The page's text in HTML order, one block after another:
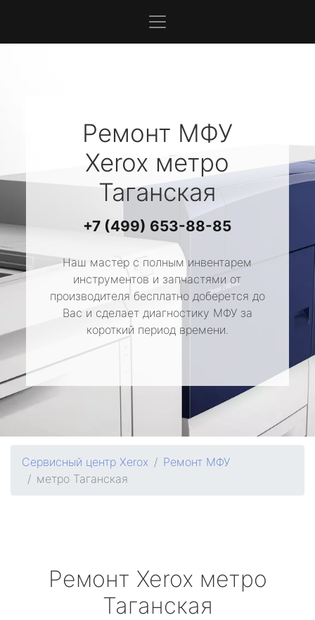
Ремонт МФУ
Xerox метро
Таганская
+7 (499) 653-88-85
Наш мастер с полным инвентарем
инструментов и запчастями от
производителя бесплатно доберется до
Вас и сделает диагностику МФУ за
короткий период времени.
Сервисный центр Xerox
Ремонт МФУ
метро Таганская
Ремонт Xerox метро
Таганская